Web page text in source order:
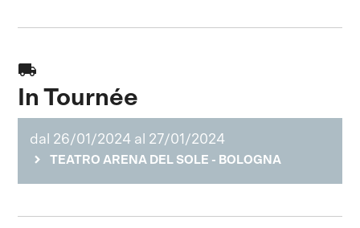
local_shipping
In Tournée
dal 26/01/2024 al 27/01/2024
TEATRO ARENA DEL SOLE - BOLOGNA